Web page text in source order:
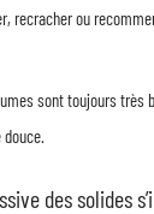
recracher ou
sont toujours très
des solides